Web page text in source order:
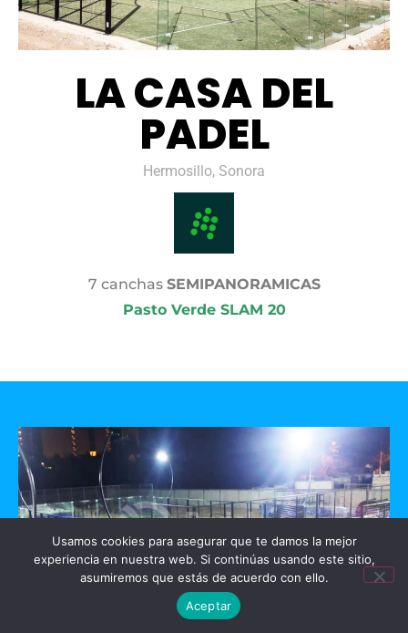
LA CASA DEL
PADEL
Hermosillo, Sonora
7 canchas SEMIPANORAMICAS
Pasto Verde SLAM 20
Usamos cookies para asegurar que te damos la mejor
experiencia en nuestra web. Si continúas usando este sitio,
asumiremos que estás de acuerdo con ello.
Aceptar